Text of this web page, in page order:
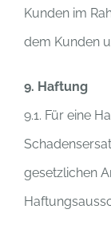
Kunden im
dem Kunden
9. Haftung
9.1. Für eine
gesetzlichen